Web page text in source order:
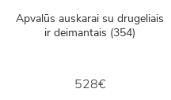
Apvalūs auskarai su drugeliais
ir deimantais (354)
528€